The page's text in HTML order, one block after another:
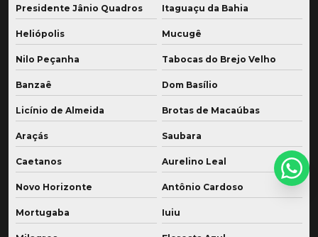
Presidente Jânio Quadros Itaguaçu da Bahia
Heliópolis Mucugê
Nilo Peçanha Tabocas do Brejo Velho
Banzaê Dom Basílio
Licínio de Almeida Brotas de Macaúbas
Araçás Saubara
Caetanos Aurelino Leal
Novo Horizonte Antônio Cardoso
Mortugaba Iuiu